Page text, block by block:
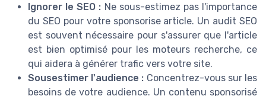
Ignorer le SEO : Ne sous-estimez pas l'importance
du SEO pour votre sponsorise article. Un audit SEO
est souvent nécessaire pour s'assurer que l'article
est bien optimisé pour les moteurs recherche, ce
qui aidera à générer trafic vers votre site.
Sousestimer l'audience : Concentrez-vous sur les
besoins de votre audience. Un contenu sponsorisé